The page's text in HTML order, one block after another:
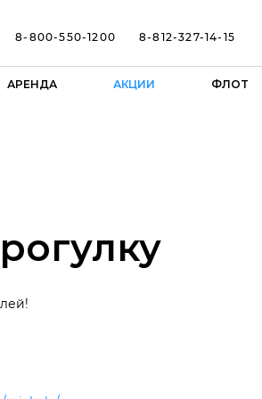
8-800-550-1200 8-812-327-14-15
АРЕНДА АКЦИИ ФЛОТ